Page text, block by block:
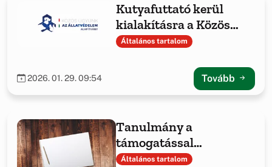
Kutyafuttató kerül
kialakításra a Közös
ügyünk az állatvédelem
támogatásával
Általános tartalom
2026. 01. 29. 09:54 Tovább
Tanulmány a
támogatással
megvalósult projekt
Általános tartalom